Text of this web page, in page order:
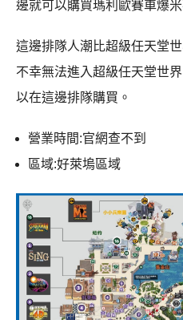
邊就可以購買瑪利歐賽車爆
這邊排隊人潮比超級任天堂
不幸無法進入超級任天堂世
以在這邊排隊購買。
營業時間:官網查不到
區域:好萊塢區域